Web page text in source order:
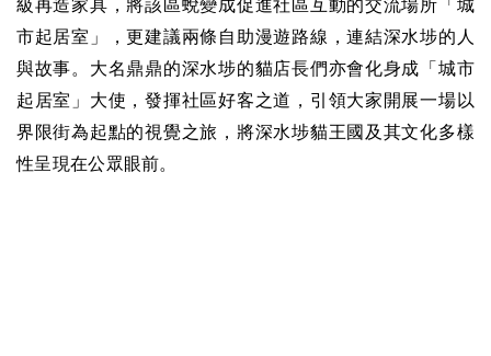
級再造家具，將該區蛻變成促進社區互動的交流場所「城
市起居室」，更建議兩條自助漫遊路線，連結深水埗的人
與故事。大名鼎鼎的深水埗的貓店長們亦會化身成「城市
起居室」大使，發揮社區好客之道，引領大家開展一場以
界限街為起點的視覺之旅，將深水埗貓王國及其文化多樣
性呈現在公眾眼前。